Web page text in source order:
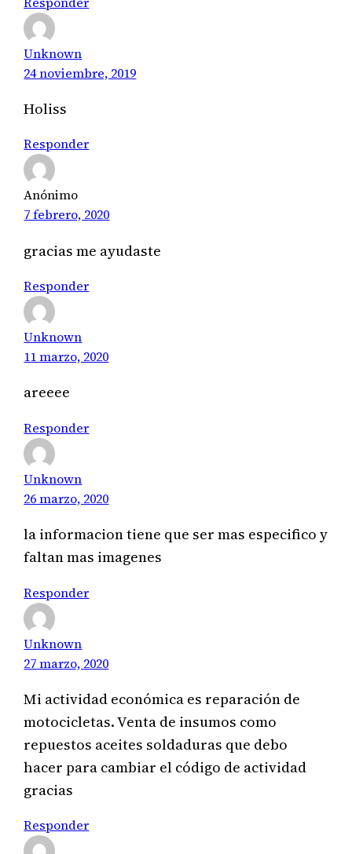
Unknown
24 noviembre, 2019
Holiss
Responder
Anónimo
7 febrero, 2020
gracias me ayudaste
Responder
Unknown
11 marzo, 2020
areeee
Responder
Unknown
26 marzo, 2020
la informacion tiene que ser mas especifico y
faltan mas imagenes
Responder
Unknown
27 marzo, 2020
Mi actividad económica es reparación de
motocicletas. Venta de insumos como
repuestos aceites soldaduras que debo
hacer para cambiar el código de actividad
gracias
Responder